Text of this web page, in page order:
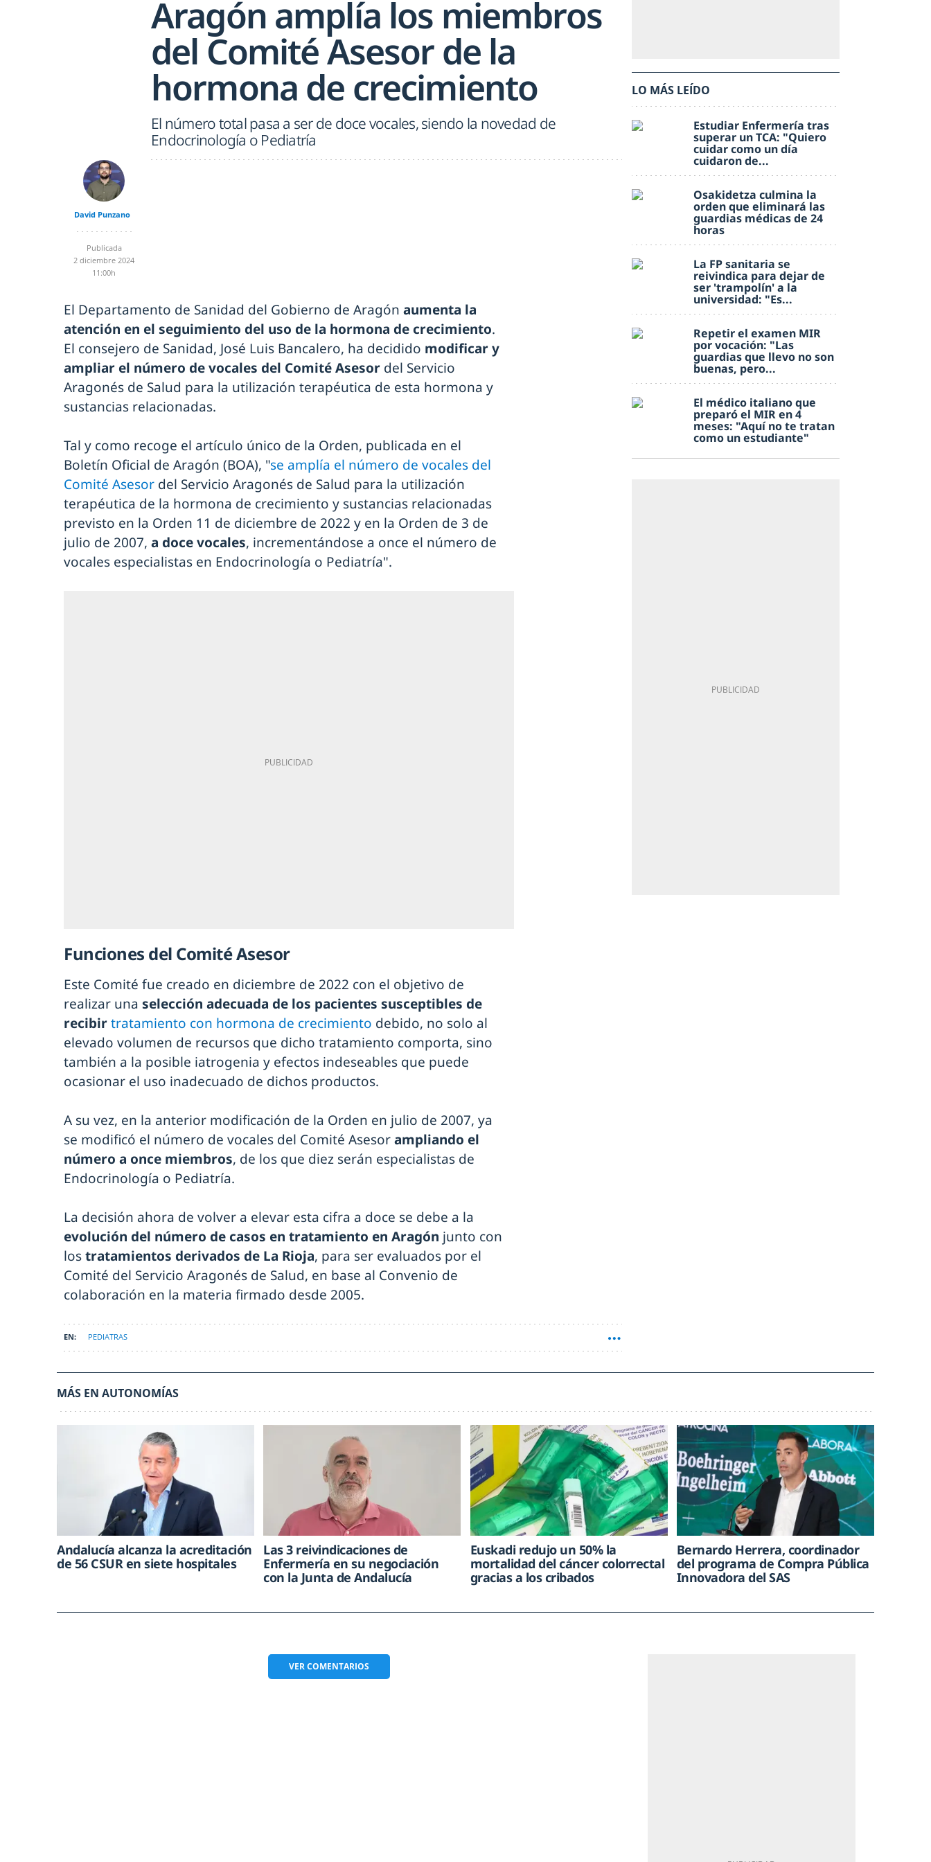
Aragón amplía los miembros
del Comité Asesor de la
hormona de crecimiento
El número total pasa a ser de doce vocales, siendo la novedad de
Endocrinología o Pediatría
David Punzano
Publicada
2 diciembre 2024
11:00h
El Departamento de Sanidad del Gobierno de Aragón aumenta la
atención en el seguimiento del uso de la hormona de crecimiento.
El consejero de Sanidad, José Luis Bancalero, ha decidido modificar y
ampliar el número de vocales del Comité Asesor del Servicio
Aragonés de Salud para la utilización terapéutica de esta hormona y
sustancias relacionadas.
Tal y como recoge el artículo único de la Orden, publicada en el
Boletín Oficial de Aragón (BOA), "se amplía el número de vocales del
Comité Asesor del Servicio Aragonés de Salud para la utilización
terapéutica de la hormona de crecimiento y sustancias relacionadas
previsto en la Orden 11 de diciembre de 2022 y en la Orden de 3 de
julio de 2007, a doce vocales, incrementándose a once el número de
vocales especialistas en Endocrinología o Pediatría".
Funciones del Comité Asesor
Este Comité fue creado en diciembre de 2022 con el objetivo de
realizar una selección adecuada de los pacientes susceptibles de
recibirtratamiento con hormona de crecimiento debido, no solo al
elevado volumen de recursos que dicho tratamiento comporta, sino
también a la posible iatrogenia y efectos indeseables que puede
ocasionar el uso inadecuado de dichos productos.
A su vez, en la anterior modificación de la Orden en julio de 2007, ya
se modificó el número de vocales del Comité Asesorampliando el
número a once miembros, de los que diez serán especialistas de
Endocrinología o Pediatría.
La decisión ahora de volver a elevar esta cifra a doce se debe a la
evolución del número de casos en tratamiento en Aragón junto con
lostratamientos derivados de La Rioja, para ser evaluados por el
Comité del Servicio Aragonés de Salud, en base al Convenio de
colaboración en la materia firmado desde 2005.
PEDIATRAS
LO MÁS LEÍDO
Estudiar Enfermería tras
superar un TCA: "Quiero
cuidar como un día
cuidaron de...
Osakidetza culmina la
orden que eliminará las
guardias médicas de 24
horas
La FP sanitaria se
reivindica para dejar de
ser 'trampolín' a la
universidad: "Es...
Repetir el examen MIR
por vocación: "Las
guardias que llevo no son
buenas, pero...
El médico italiano que
preparó el MIR en 4
meses: "Aquí no te tratan
como un estudiante"
MÁS EN AUTONOMÍAS
Andalucía alcanza la acreditación
de 56 CSUR en siete hospitales
Las 3 reivindicaciones de
Enfermería en su negociación
con la Junta de Andalucía
Euskadi redujo un 50% la
mortalidad del cáncer colorrectal
gracias a los cribados
Bernardo Herrera, coordinador
del programa de Compra Pública
Innovadora del SAS
VERCOMENTARIOS